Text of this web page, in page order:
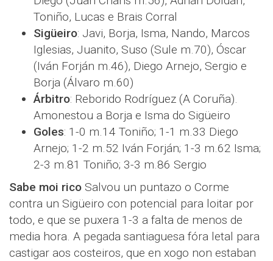
Toniño, Lucas e Brais Corral
Sigüeiro: Javi, Borja, Isma, Nando, Marcos
Iglesias, Juanito, Suso (Sule m.70), Óscar
(Iván Forján m.46), Diego Arnejo, Sergio e
Borja (Álvaro m.60)
Árbitro: Reborido Rodríguez (A Coruña).
Amonestou a Borja e Isma do Sigüeiro
Goles: 1-0 m.14 Toniño; 1-1 m.33 Diego
Arnejo; 1-2 m.52 Iván Forján; 1-3 m.62 Isma;
2-3 m.81 Toniño; 3-3 m.86 Sergio
Sabe moi rico Salvou un puntazo o Corme
contra un Sigüeiro con potencial para loitar por
todo, e que se puxera 1-3 a falta de menos de
media hora. A pegada santiaguesa fóra letal para
castigar aos costeiros, que en xogo non estaban